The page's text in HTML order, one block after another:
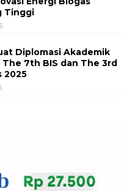
Tinggi
Diplomasi Akademik
The 7th BIS dan The 3rd
2025